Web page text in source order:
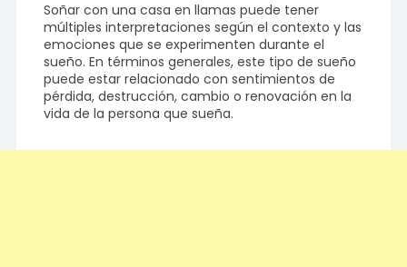
Soñar con una casa en llamas puede tener
múltiples interpretaciones según el contexto y las
emociones que se experimenten durante el
sueño. En términos generales, este tipo de sueño
puede estar relacionado con sentimientos de
pérdida, destrucción, cambio o renovación en la
vida de la persona que sueña.